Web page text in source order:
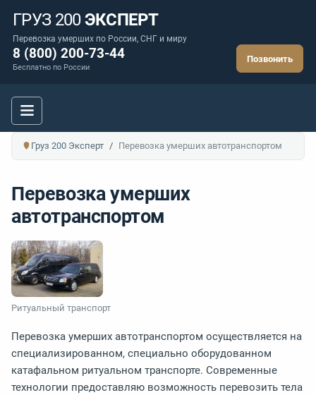
ГРУЗ 200ЭКСПЕРТ
Перевозка умерших по России, СНГ и миру
8 (800) 200-73-44
Бесплатно по России
Позвонить
Груз 200 Эксперт Перевозка умерших автотранспортом
Перевозка умерших
автотранспортом
Ритуальный транспорт
Перевозка умерших автотранспортом осуществляется на
специализированном, специально оборудованном
катафальном ритуальном транспорте. Современные
технологии предоставляю возможность перевозить тела